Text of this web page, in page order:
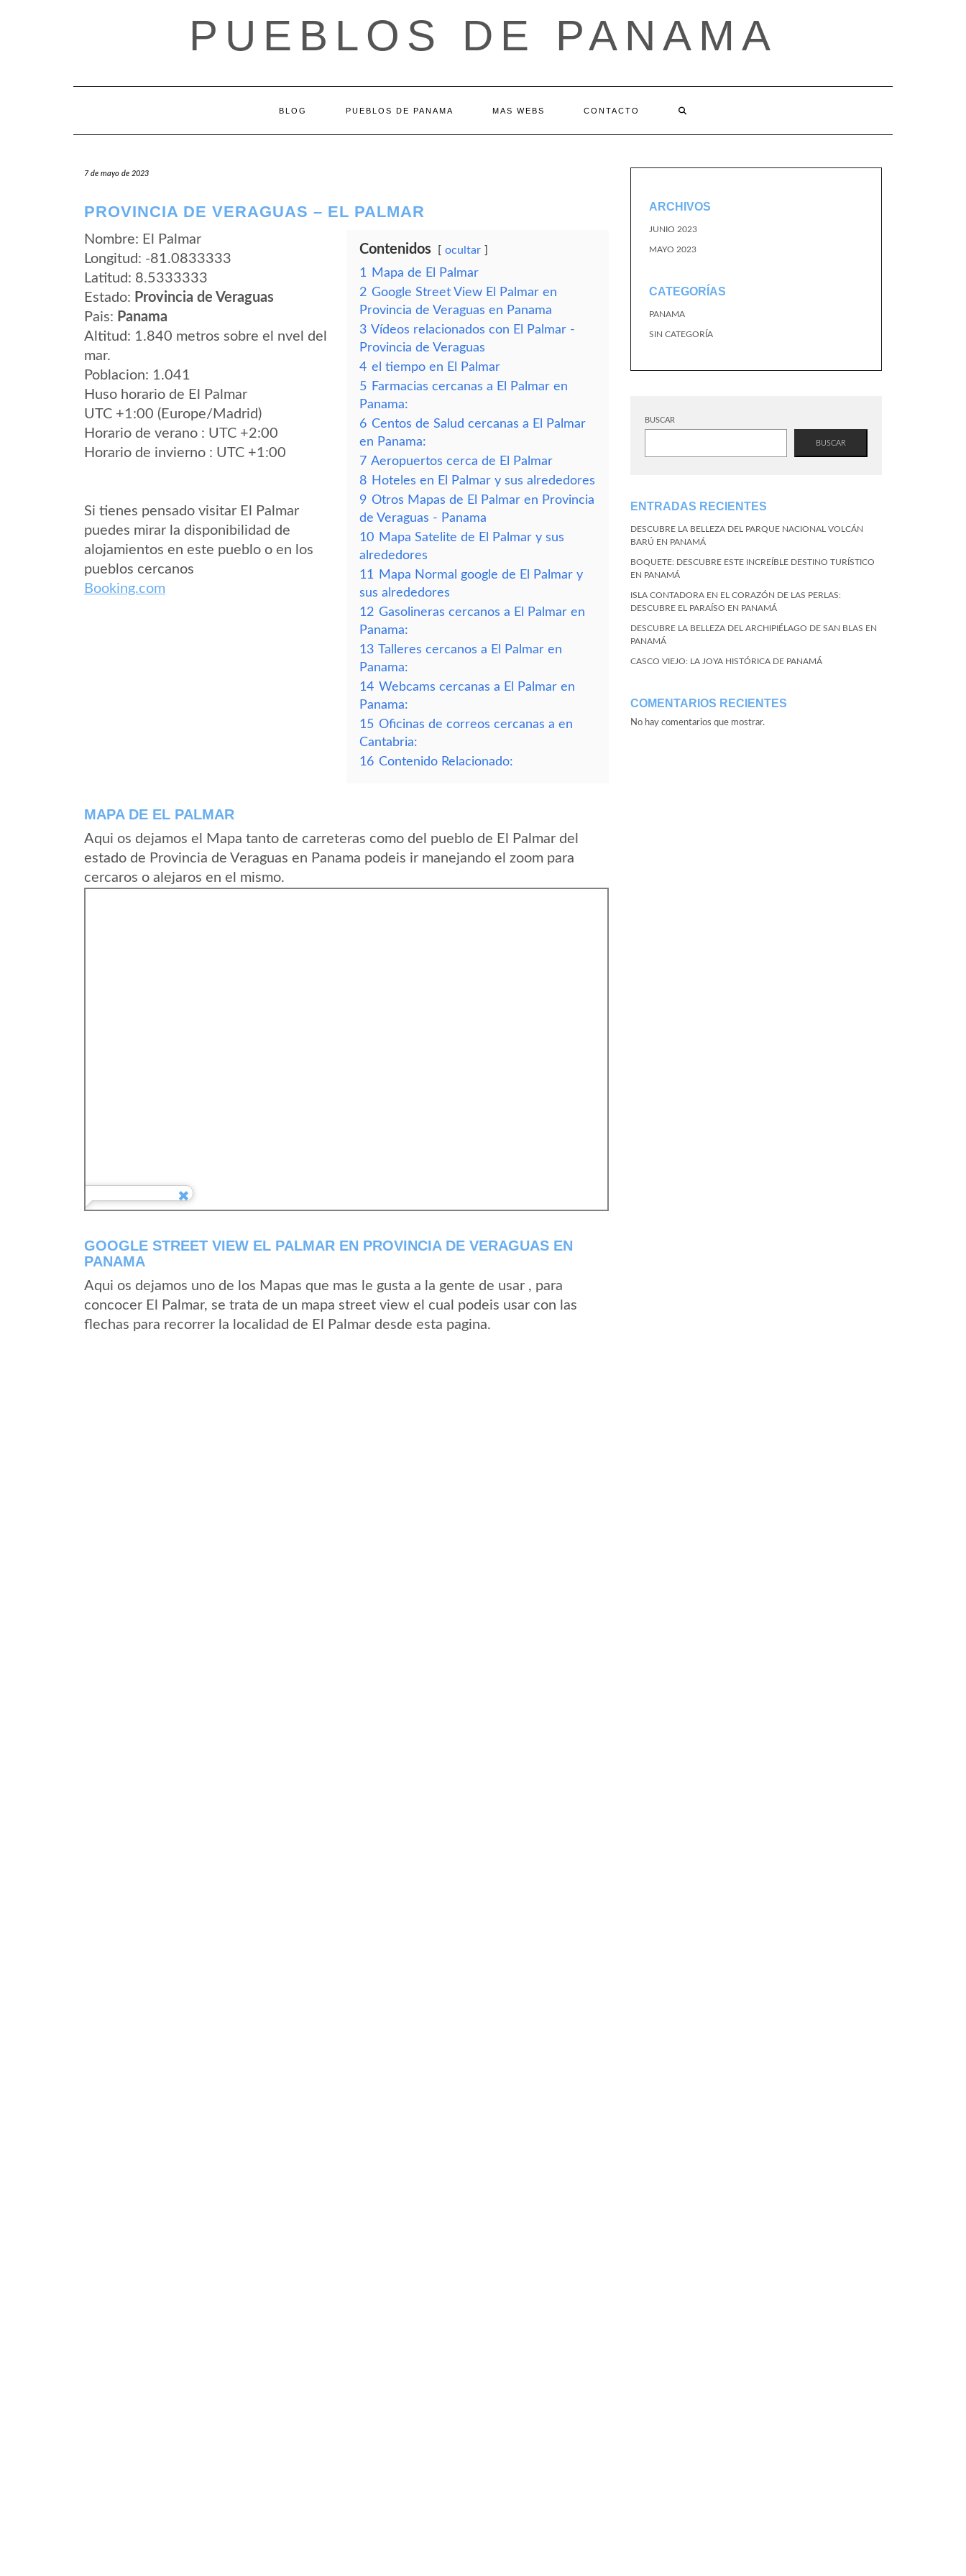
PUEBLOS DE PANAMA
BLOG PUEBLOS DE PANAMA MAS WEBS CONTACTO
7 de mayo de 2023
PROVINCIA DE VERAGUAS – EL PALMAR
Nombre: El Palmar
Longitud: -81.0833333
Latitud: 8.5333333
Estado: Provincia de Veraguas
Pais: Panama
Altitud: 1.840 metros sobre el nvel del
mar.
Poblacion: 1.041
Huso horario de El Palmar
UTC +1:00 (Europe/Madrid)
Horario de verano : UTC +2:00
Horario de invierno : UTC +1:00
Si tienes pensado visitar El Palmar
puedes mirar la disponibilidad de
alojamientos en este pueblo o en los
pueblos cercanos
Booking.com
Contenidos ocultar
1
Mapa de El Palmar
2 Google Street View El Palmar en
Provincia de Veraguas en Panama
3 Vídeos relacionados con El Palmar -
Provincia de Veraguas
4 el tiempo en El Palmar
5 Farmacias cercanas a El Palmar en
Panama:
6 Centos de Salud cercanas a El Palmar
en Panama:
7 Aeropuertos cerca de El Palmar
8 Hoteles en El Palmar y sus alrededores
9 Otros Mapas de El Palmar en Provincia
de Veraguas - Panama
10 Mapa Satelite de El Palmar y sus
alrededores
11
Mapa Normal google de El Palmar y
sus alrededores
12 Gasolineras cercanos a El Palmar en
Panama:
13 Talleres cercanos a El Palmar en
Panama:
14 Webcams cercanas a El Palmar en
Panama:
15 Oficinas de correos cercanas a en
Cantabria:
16 Contenido Relacionado:
MAPA DE EL PALMAR
Aqui os dejamos el Mapa tanto de carreteras como del pueblo de El Palmar del
estado de Provincia de Veraguas en Panama podeis ir manejando el zoom para
cercaros o alejaros en el mismo.
GOOGLE STREET VIEW EL PALMAR EN PROVINCIA DE VERAGUAS EN
PANAMA
Aqui os dejamos uno de los Mapas que mas le gusta a la gente de usar , para
concocer El Palmar, se trata de un mapa street view el cual podeis usar con las
flechas para recorrer la localidad de El Palmar desde esta pagina.
ARCHIVOS
JUNIO 2023
MAYO 2023
CATEGORÍAS
PANAMA
SIN CATEGORÍA
BUSCAR
BUSCAR
ENTRADAS RECIENTES
DESCUBRE LA BELLEZA DEL PARQUE NACIONAL VOLCÁN
BARÚ EN PANAMÁ
BOQUETE: DESCUBRE ESTE INCREÍBLE DESTINO TURÍSTICO
EN PANAMÁ
ISLA CONTADORA EN EL CORAZÓN DE LAS PERLAS:
DESCUBRE EL PARAÍSO EN PANAMÁ
DESCUBRE LA BELLEZA DEL ARCHIPIÉLAGO DE SAN BLAS EN
PANAMÁ
CASCO VIEJO: LA JOYA HISTÓRICA DE PANAMÁ
COMENTARIOS RECIENTES
No hay comentarios que mostrar.